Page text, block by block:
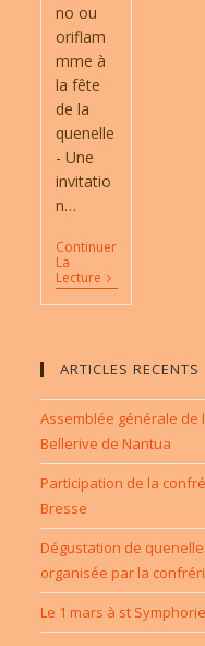
no ou
oriflam
mme à
la fête
de la
quenelle
- Une
invitatio
n…
Continuer
La
LecturePartenaires
/
Sponsors
ARTICLES RECENTS
Assemblée générale
Bellerive de Nantua
Participation de la
Bresse
Dégustation de
organisée par la
Le 1 mars à st